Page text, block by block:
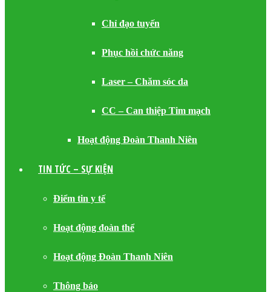
Chỉ đạo tuyến
Phục hồi chức năng
Laser – Chăm sóc da
CC – Can thiệp Tim mạch
Hoạt động Đoàn Thanh Niên
TIN TỨC – SỰ KIỆN
Điểm tin y tế
Hoạt động đoàn thể
Hoạt động Đoàn Thanh Niên
Thông báo